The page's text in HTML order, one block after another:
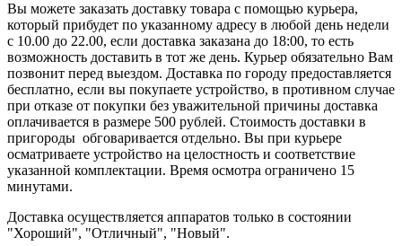
Вы можете заказать доставку товара с помощью курьера,
который прибудет по указанному адресу в любой день недели
с 10.00 до 22.00, если доставка заказана до 18:00, то есть
возможность доставить в тот же день. Курьер обязательно Вам
позвонит перед выездом. Доставка по городу предоставляется
бесплатно, если вы покупаете устройство, в противном случае
при отказе от покупки без уважительной причины доставка
оплачивается в размере 500 рублей. Стоимость доставки в
пригороды обговаривается отдельно. Вы при курьере
осматриваете устройство на целостность и соответствие
указанной комплектации. Время осмотра ограничено 15
минутами.
Доставка осуществляется аппаратов только в состоянии
"Хороший", "Отличный", "Новый".